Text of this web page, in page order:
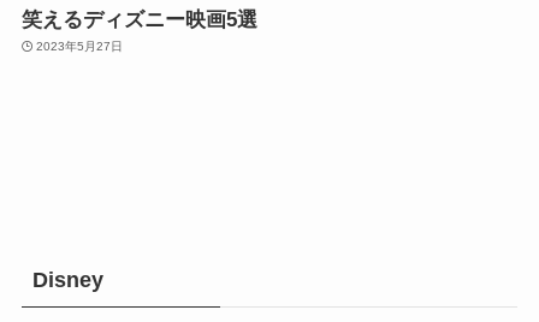
笑えるディズニー映画5選
2023年5月27日
Disney